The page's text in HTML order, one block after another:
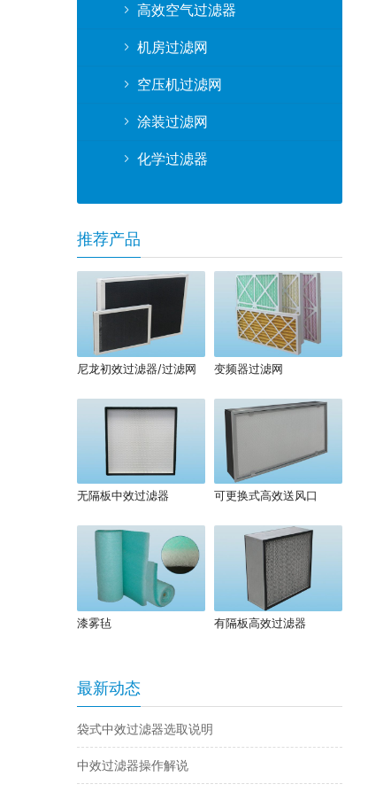
高效空气过滤器
机房过滤网
空压机过滤网
涂装过滤网
化学过滤器
推荐产品
尼龙初效过滤器/过滤网 变频器过滤网
无隔板中效过滤器 可更换式高效送风口
漆雾毡 有隔板高效过滤器
最新动态
袋式中效过滤器选取说明
中效过滤器操作解说